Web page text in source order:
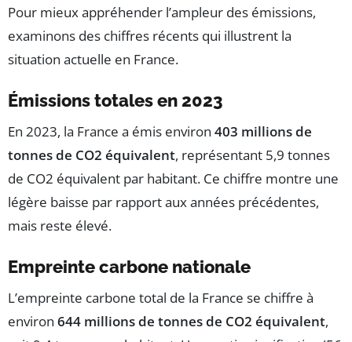
Pour mieux appréhender l’ampleur des émissions,
examinons des chiffres récents qui illustrent la
situation actuelle en France.
Émissions totales en 2023
En 2023, la France a émis environ 403 millions de
tonnes de CO2 équivalent, représentant 5,9 tonnes
de CO2 équivalent par habitant. Ce chiffre montre une
légère baisse par rapport aux années précédentes,
mais reste élevé.
Empreinte carbone nationale
L’empreinte carbone total de la France se chiffre à
environ 644 millions de tonnes de CO2 équivalent,